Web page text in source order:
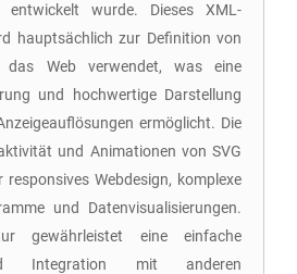
entwickelt wurde. Dieses XML-
hauptsächlich zur Definition von
das Web verwendet, was eine
und hochwertige Darstellung
ermöglicht. Die
und Animationen von SVG
Webdesign, komplexe
und Datenvisualisierungen.
gewährleistet eine einfache
Integration mit anderen